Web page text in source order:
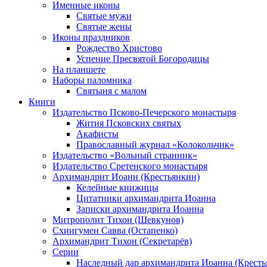
Именные иконы
Святые мужи
Святые жены
Иконы праздников
Рождество Христово
Успение Пресвятой Богородицы
На планшете
Наборы паломника
Святыня с малом
Книги
Издательство Псково-Печерского монастыря
Жития Псковских святых
Акафисты
Православный журнал «Колокольчик»
Издательство «Вольный странник»
Издательство Сретенского монастыря
Архимандрит Иоанн (Крестьянкин)
Келейные книжицы
Цитатники архимандрита Иоанна
Записки архимандрита Иоанна
Митрополит Тихон (Шевкунов)
Схиигумен Савва (Остапенко)
Архимандрит Тихон (Секретарёв)
Серии
Наследный дар архимандрита Иоанна